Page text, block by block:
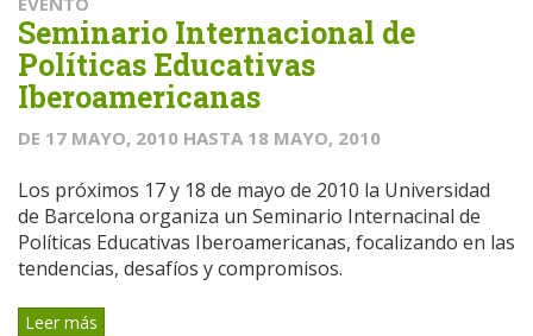
Seminario Internacional de
Políticas Educativas
Iberoamericanas
DE 17 MAYO, 2010 HASTA 18 MAYO, 2010
Los próximos 17 y 18 de mayo de 2010 la Universidad
de Barcelona organiza un Seminario Internacinal de
Políticas Educativas Iberoamericanas, focalizando en las
tendencias, desafíos y compromisos.
Leer más